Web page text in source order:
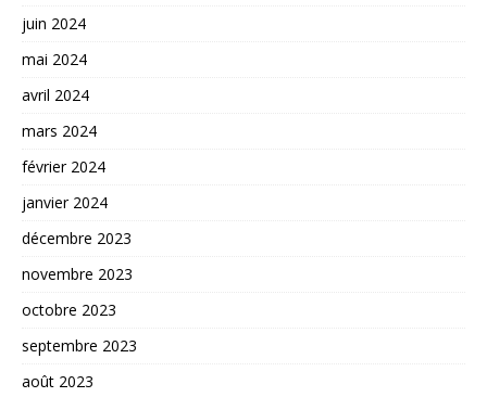
juin 2024
mai 2024
avril 2024
mars 2024
février 2024
janvier 2024
décembre 2023
novembre 2023
octobre 2023
septembre 2023
août 2023